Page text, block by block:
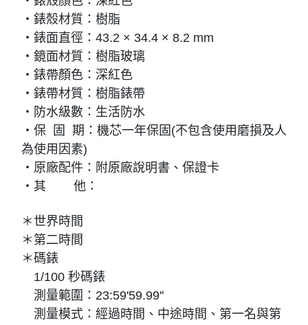
・錶殼材質：樹脂
・錶面直徑：43.2 × 34.4 × 8.2 mm
・鏡面材質：樹脂玻璃
・錶帶顏色：深紅色
・錶帶材質：樹脂錶帶
・防水級數：生活防水
・保 固 期：機芯一年保固(不包含使用磨損及人
為使用因素)
・原廠配件：附原廠說明書、保證卡
・其 他：
＊世界時間
＊第二時間
＊碼錶
1/100 秒碼錶
測量範圍：23:59'59.99''
測量模式：經過時間、中途時間、第一名與第